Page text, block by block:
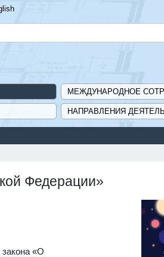
МЕЖДУНАРОДНОЕ
НАПРАВЛЕНИЯ
Федерации»
закона «О